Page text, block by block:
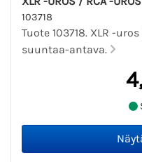
103718
Tuote 103718. XLR -
suuntaa-antava.